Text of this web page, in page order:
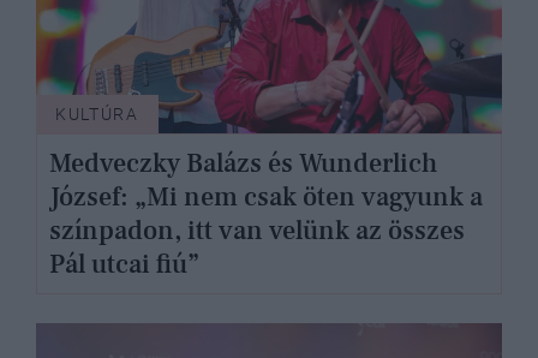
KULTÚRA
Medveczky Balázs és Wunderlich
József: „Mi nem csak öten vagyunk a
színpadon, itt van velünk az összes
Pál utcai fiú”